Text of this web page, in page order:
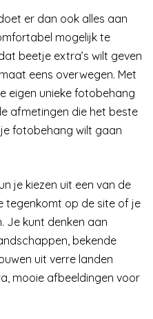
er dan ook alles aan
mogelijk te
beetje extra’s wilt geven
eens overwegen. Met
eigen unieke fotobehang
afmetingen die het beste
fotobehang wilt gaan
je kiezen uit een van de
tegenkomt op de site of je
Je kunt denken aan
bekende
uit verre landen
mooie afbeeldingen voor